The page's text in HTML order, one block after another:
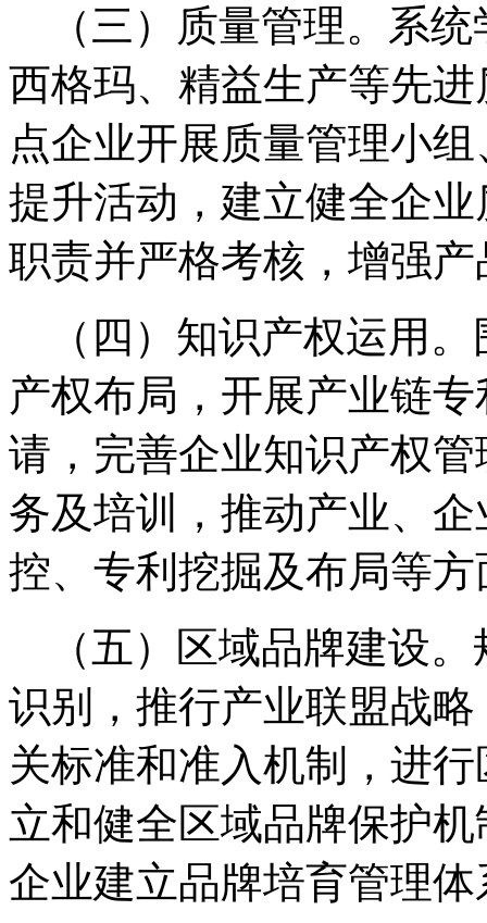
（三）质量管理。系
西格玛、精益生产等先
点企业开展质量管理小
提升活动，建立健全企
职责并严格考核，增强
（四）知识产权运用
产权布局，开展产业链
请，完善企业知识产权
务及培训，推动产业、
控、专利挖掘及布局等
（五）区域品牌建设
识别，推行产业联盟战
关标准和准入机制，进
立和健全区域品牌保护
企业建立品牌培育管理